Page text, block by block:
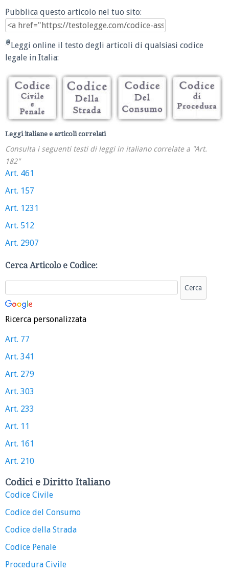
Pubblica questo articolo nel tuo sito:
Leggi online il testo degli articoli di qualsiasi codice
legale in Italia:
Leggi italiane e articoli correlati
Consulta i seguenti testi di leggi in italiano correlate a "Art.
182"
Art. 461
Art. 157
Art. 1231
Art. 512
Art. 2907
Cerca Articolo e Codice:
Ricerca personalizzata
Art. 77
Art. 341
Art. 279
Art. 303
Art. 233
Art. 11
Art. 161
Art. 210
Codici e Diritto Italiano
Codice Civile
Codice del Consumo
Codice della Strada
Codice Penale
Procedura Civile